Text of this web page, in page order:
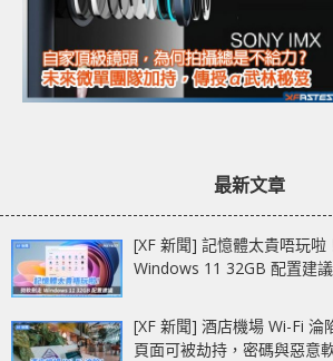
最新文章
[XF 新聞] 記憶體太貴唔玩
Windows 11 32GB 配置建議
[XF 新聞] 酒店機場 Wi-Fi
頁面可被劫持，密碼與惡意